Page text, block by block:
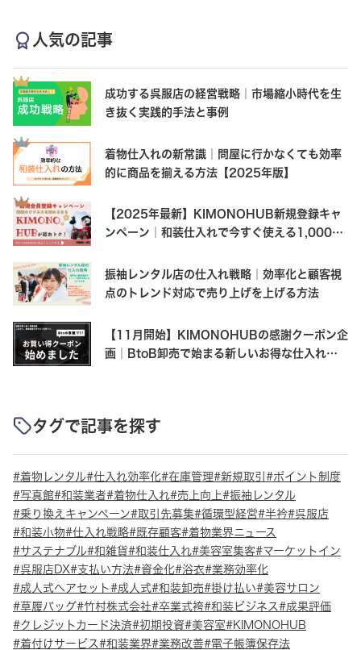
人気の記事
成功する呉服店の経営戦略｜市場縮小時代を生
き抜く実践的手法と事例
着物仕入れの新常識｜問屋に行かなくても効率
的に商品を揃える方法【2025年版】
【2025年最新】KIMONOHUB新規登録キャ
ンペーン｜和装仕入れで今すぐ使える1,000円
振袖レンタル店の仕入れ戦略｜効率化と顧客視
点のトレンド対応で売り上げを上げる方法
【11月開始】KIMONOHUBの感謝クーポン企
画｜BtoB卸売で始まる新しいお得な仕入れ体
タグで記事を探す
着物レンタル 仕入れ効率化 在庫管理 新規取引
ポイント制度
写真館
和装業者 着物仕入れ 売上向上
振袖レンタル
乗り換えキャンペーン
取引先募集 循環型経営 半衿
呉服店
和装小物
仕入れ戦略 既存顧客
着物業界ニュース
サステナブル
和雑貨 和装仕入れ 美容室集客
マーケットイン
呉服店DX
支払い方法 資金化 浴衣
業務効率化
成人式ヘアセット
成人式 和装卸売 掛け払い
美容サロン
草履バッグ
竹村株式会社 卒業式袴 和装ビジネス
成果評価
クレジットカード決済
初期投資 美容室
KIMONOHUB
着付けサービス
和装業界 業務改善
電子帳簿保存法